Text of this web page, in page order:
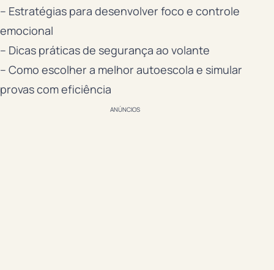
– Estratégias para desenvolver foco e controle
emocional
– Dicas práticas de segurança ao volante
– Como escolher a melhor autoescola e simular
provas com eficiência
ANÚNCIOS